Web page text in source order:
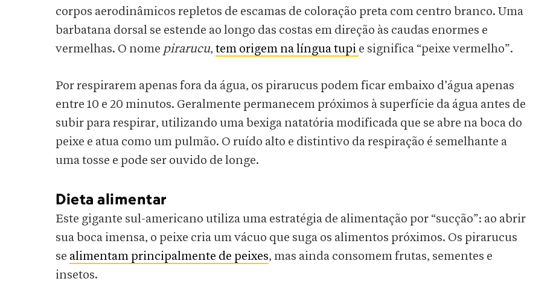
corpos aerodinâmicos repletos de escamas de coloração preta com centro branco. Uma
barbatana dorsal se estende ao longo das costas em direção às caudas enormes e
vermelhas. O nome pirarucu, tem origem na língua tupi e significa “peixe vermelho”.
Por respirarem apenas fora da água, os pirarucus podem ficar embaixo d’água apenas
entre 10 e 20 minutos. Geralmente permanecem próximos à superfície da água antes de
subir para respirar, utilizando uma bexiga natatória modificada que se abre na boca do
peixe e atua como um pulmão. O ruído alto e distintivo da respiração é semelhante a
uma tosse e pode ser ouvido de longe.
Dieta alimentar
Este gigante sul-americano utiliza uma estratégia de alimentação por “sucção”: ao abrir
sua boca imensa, o peixe cria um vácuo que suga os alimentos próximos. Os pirarucus
se alimentam principalmente de peixes, mas ainda consomem frutas, sementes e
insetos.